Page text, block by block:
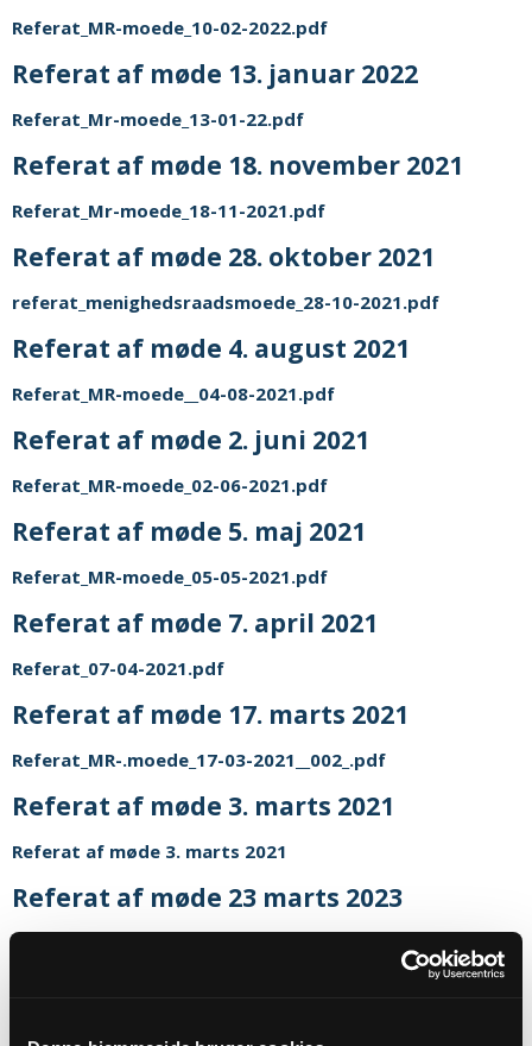
Referat_MR-moede_10-02-2022.pdf
Referat af møde 13. januar 2022
Referat_Mr-moede_13-01-22.pdf
Referat af møde 18. november 2021
Referat_Mr-moede_18-11-2021.pdf
Referat af møde 28. oktober 2021
referat_menighedsraadsmoede_28-10-2021.pdf
Referat af møde 4. august 2021
Referat_MR-moede__04-08-2021.pdf
Referat af møde 2. juni 2021
Referat_MR-moede_02-06-2021.pdf
Referat af møde 5. maj 2021
Referat_MR-moede_05-05-2021.pdf
Referat af møde 7. april 2021
Referat_07-04-2021.pdf
Referat af møde 17. marts 2021
Referat_MR-.moede_17-03-2021__002_.pdf
Referat af møde 3. marts 2021
Referat af møde 3. marts 2021
Referat af møde 23 marts 2023
Referat_MR-moede_23-03-2023.pdf